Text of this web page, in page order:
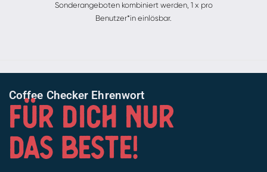
Sonderangeboten kombiniert werden, 1 x pro
Benutzer*in einlösbar.
Coffee Checker Ehrenwort
FÜR DICH NUR
DAS BESTE!